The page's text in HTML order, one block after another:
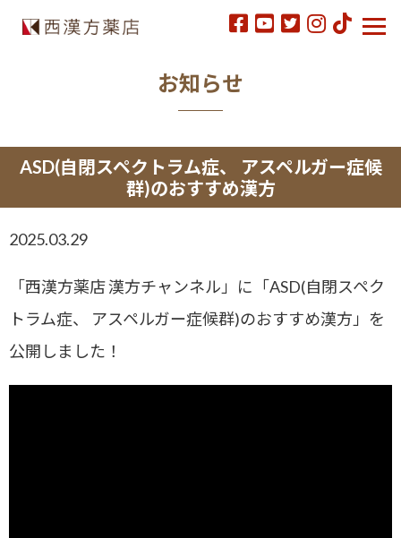
お知らせ
ASD(自閉スペクトラム症、 アスペルガー症候
群)のおすすめ漢方
2025.03.29
「西漢方薬店 漢方チャンネル」に「ASD(自閉スペク
トラム症、 アスペルガー症候群)のおすすめ漢方」を
公開しました！